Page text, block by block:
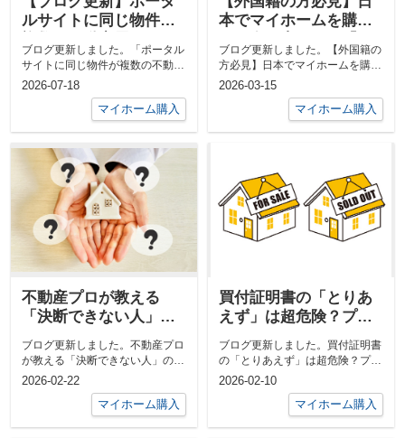
ルサイトに同じ物件が
介されている謎？につ
いて
ブログ更新しました。「ポータル
サイトに同じ物件が複数の不動産
屋から紹介されている謎？につい
2026-07-18
マイホーム購入
本でマイホームを購入
本人とは決定的に違
う」3つの壁
ブログ更新しました。【外国籍の
方必見】日本でマイホームを購入
する際に直面する「日本人とは決
2026-03-15
マイホーム購入
不動産プロが教える
「決断できない人」の5
つの思考とその解決法
ブログ更新しました。不動産プロ
が教える「決断できない人」の5
つの思考とその解決法下記URLよ
2026-02-22
マイホーム購入
買付証明書の「とりあ
えず」は超危険？プロ
が教える失敗しない購
入申し込みの鉄則
ブログ更新しました。買付証明書
の「とりあえず」は超危険？プロ
が教える失敗しない購入申し込み
2026-02-10
マイホーム購入